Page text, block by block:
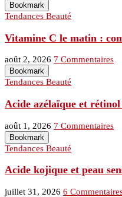
Bookmark
Tendances Beauté
Vitamine C le matin :
août 2, 2026 7 Commentaires
Bookmark
Tendances Beauté
Acide azélaïque et
août 1, 2026 7 Commentaires
Bookmark
Tendances Beauté
Acide kojique et peau
juillet 31, 2026 6